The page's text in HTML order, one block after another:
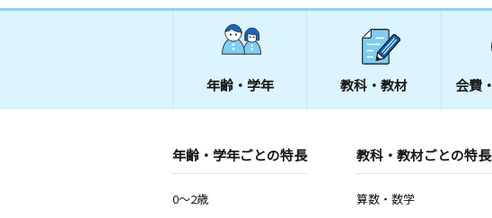
年齢・学年 教科・教材 会費・
年齢・学年ごとの特長
0～2歳
教科・教材ごとの特長
算数・数学